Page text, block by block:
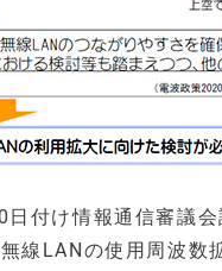
付け情報通信審議
線LANの使用周波数